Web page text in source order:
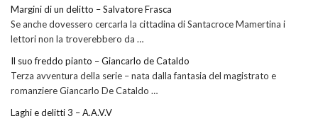
Margini di un delitto – Salvatore Frasca
Se anche dovessero cercarla la cittadina di Santacroce Mamertina i
lettori non la troverebbero da …
Il suo freddo pianto – Giancarlo de Cataldo
Terza avventura della serie – nata dalla fantasia del magistrato e
romanziere Giancarlo De Cataldo …
Laghi e delitti 3 – A.A.V.V